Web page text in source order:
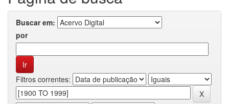
Buscar em:
por
Filtros correntes: